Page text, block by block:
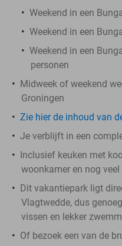
Weekend in een
Weekend in een
Weekend in een
personen
Midweek of weekend
Groningen
Zie hier de inhoud van
Je verblijft in een
Inclusief keuken met
woonkamer en nog veel
Dit vakantiepark ligt
Vlagtwedde, dus
vissen en lekker
Of bezoek een van de